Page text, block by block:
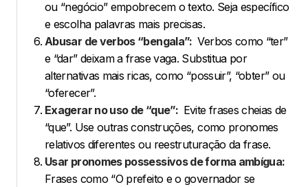
ou “negócio” empobrecem o texto. Seja específico
e escolha palavras mais precisas.
Abusar de verbos “bengala”: Verbos como “ter”
e “dar” deixam a frase vaga. Substitua por
alternativas mais ricas, como “possuir”, “obter” ou
“oferecer”.
Exagerar no uso de “que”: Evite frases cheias de
“que”. Use outras construções, como pronomes
relativos diferentes ou reestruturação da frase.
Usar pronomes possessivos de forma ambígua:
Frases como “O prefeito e o governador se